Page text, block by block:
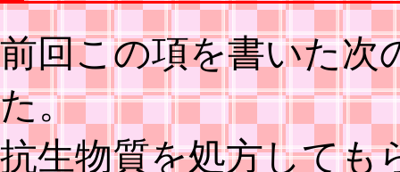
前回この項を書いた次
た。
抗生物質を処方しても